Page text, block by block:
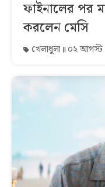
ফাইনালের পর
করলেন মেসি
খেলাধুলা ০২ আগস্ট